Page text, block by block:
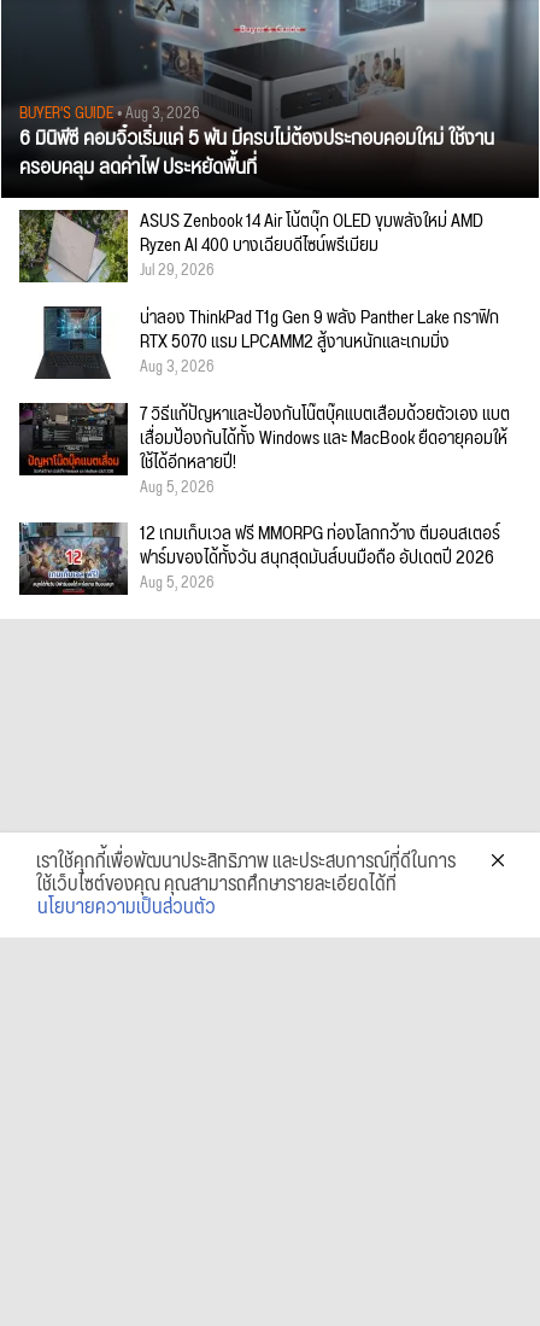
BUYER'S GUIDE• Aug 3, 2026
6 มินิพีซี คอมจิ๋วเริ่มแค่ 5 พัน มีครบไม่ต้องประกอบคอมใหม่ ใช้งาน
ครอบคลุม ลดค่าไฟ ประหยัดพื้นที่
ASUS Zenbook 14 Air โน้ตบุ๊ก OLED ขุมพลังใหม่ AMD
Ryzen AI 400 บางเฉียบดีไซน์พรีเมียม
Jul 29, 2026
น่าลอง ThinkPad T1g Gen 9 พลัง Panther Lake กราฟิก
RTX 5070 แรม LPCAMM2 สู้งานหนักและเกมมิ่ง
Aug 3, 2026
7 วิธีแก้ปัญหาและป้องกันโน๊ตบุ๊คแบตเสื่อมด้วยตัวเอง แบต
เสื่อมป้องกันได้ทั้ง Windows และ MacBook ยืดอายุคอมให้
ใช้ได้อีกหลายปี!
Aug 5, 2026
12 เกมเก็บเวล ฟรี MMORPG ท่องโลกกว้าง ตีมอนสเตอร์
ฟาร์มของได้ทั้งวัน สนุกสุดมันส์บนมือถือ อัปเดตปี 2026
Aug 5, 2026
เราใช้คุกกี้เพื่อพัฒนาประสิทธิภาพ และประสบการณ์ที่ดีในการ
ใช้เว็บไซต์ของคุณ คุณสามารถศึกษารายละเอียดได้ที่
นโยบายความเป็นส่วนตัว